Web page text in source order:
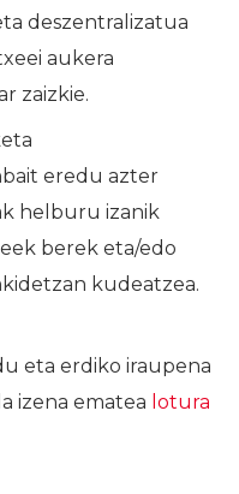
deszentralizatua
aukera
zaizkie.
eredu azter
helburu izanik
berek eta/edo
kudeatzea.
eta erdiko iraupena
izena ematea lotura